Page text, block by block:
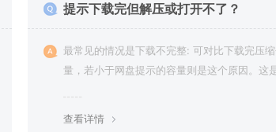
提示下载完但解压或打开不了？
最常见的情况是下载不完整: 可对比下载完压
量，若小于网盘提示的容量则是这个原因。这
查看详情